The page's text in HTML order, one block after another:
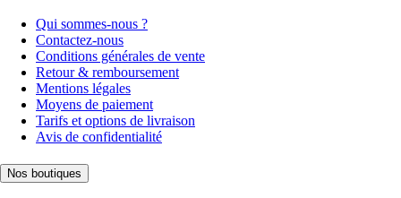
Qui sommes-nous ?
Contactez-nous
Conditions générales de vente
Retour & remboursement
Mentions légales
Moyens de paiement
Tarifs et options de livraison
Avis de confidentialité
Nos boutiques